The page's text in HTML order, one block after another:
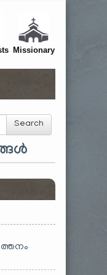
Missionary
Search